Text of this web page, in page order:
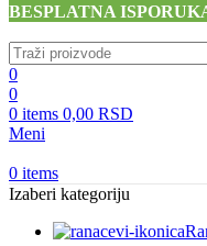
BESPLATNA
0
0
0 items 0,00 RSD
Meni
0 items
Izaberi kategoriju